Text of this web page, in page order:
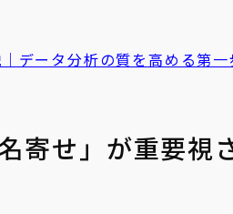
データ分析の質を高める第一
寄せ」が重要視